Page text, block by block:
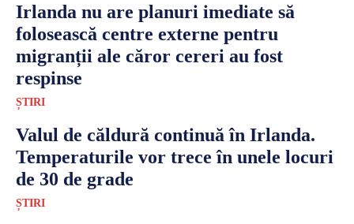
Irlanda nu are planuri imediate să
folosească centre externe pentru
migranții ale căror cereri au fost
respinse
ȘTIRI
Valul de căldură continuă în Irlanda.
Temperaturile vor trece în unele locuri
de 30 de grade
ȘTIRI